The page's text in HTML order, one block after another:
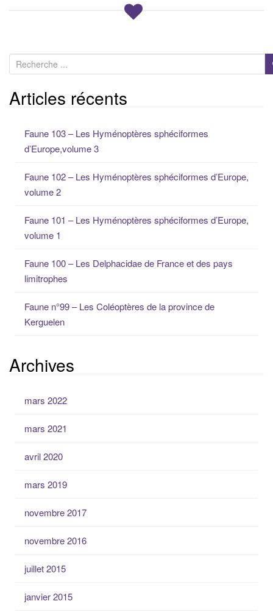
e
c
hArticles récents
Faune 103 – Les Hyménoptères sphéciformes
d’Europe,volume 3
Faune 102 – Les Hyménoptères sphéciformes d’Europe,
volume 2
Faune 101 – Les Hyménoptères sphéciformes d’Europe,
volume 1
Faune 100 – Les Delphacidae de France et des pays
limitrophes
Faune n°99 – Les Coléoptères de la province de
Kerguelen
Archives
mars 2022
mars 2021
avril 2020
mars 2019
novembre 2017
novembre 2016
juillet 2015
janvier 2015